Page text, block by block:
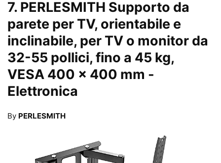
7. PERLESMITH Supporto da
parete per TV, orientabile e
inclinabile, per TV o monitor da
32-55 pollici, fino a 45 kg,
VESA 400 x 400 mm -
Elettronica
By PERLESMITH